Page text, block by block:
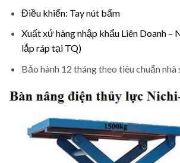
Điều khiển: Tay nút bấm
Xuất xứ hàng nhập khẩu Liên Doanh –
lắp ráp tại TQ)
Bảo hành 12 tháng theo tiêu chuẩn nhà